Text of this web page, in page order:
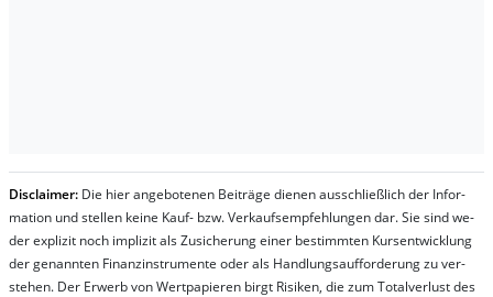
Dis­clai­mer: Die hier an­ge­bo­te­nen Bei­trä­ge die­nen aus­schließ­lich der In­for­
ma­t­ion und stel­len kei­ne Kauf- bzw. Ver­kaufs­em­pfeh­lung­en dar. Sie sind we­
der ex­pli­zit noch im­pli­zit als Zu­sich­er­ung ei­ner be­stim­mt­en Kurs­ent­wick­lung
der ge­nan­nt­en Fi­nanz­in­stru­men­te oder als Handl­ungs­auf­for­der­ung zu ver­
steh­en. Der Er­werb von Wert­pa­pier­en birgt Ri­si­ken, die zum To­tal­ver­lust des